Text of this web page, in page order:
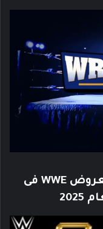
الكشف عن الخطط القادمة لعروض WWE فى